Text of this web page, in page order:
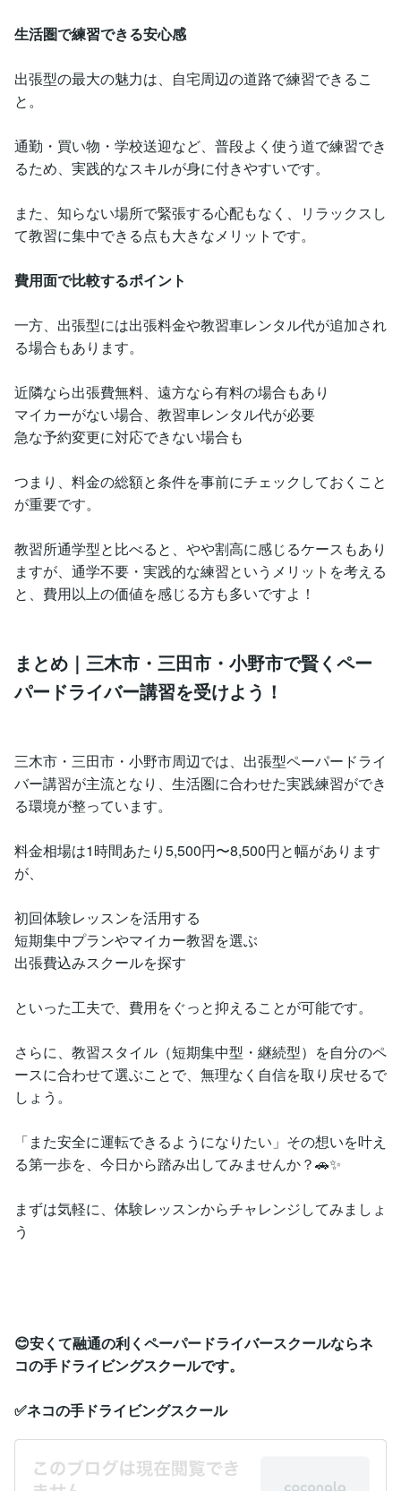
生活圏で練習できる安心感
出張型の最大の魅力は、自宅周辺の道路で練習できるこ
と。
通勤・買い物・学校送迎など、普段よく使う道で練習でき
るため、実践的なスキルが身に付きやすいです。
また、知らない場所で緊張する心配もなく、リラックスし
て教習に集中できる点も大きなメリットです。
費用面で比較するポイント
一方、出張型には出張料金や教習車レンタル代が追加され
る場合もあります。
近隣なら出張費無料、遠方なら有料の場合もあり
マイカーがない場合、教習車レンタル代が必要
急な予約変更に対応できない場合も
つまり、料金の総額と条件を事前にチェックしておくこと
が重要です。
教習所通学型と比べると、やや割高に感じるケースもあり
ますが、通学不要・実践的な練習というメリットを考える
と、費用以上の価値を感じる方も多いですよ！
まとめ｜三木市・三田市・小野市で賢くペー
パードライバー講習を受けよう！
三木市・三田市・小野市周辺では、出張型ペーパードライ
バー講習が主流となり、生活圏に合わせた実践練習ができ
る環境が整っています。
料金相場は1時間あたり5,500円〜8,500円と幅があります
が、
初回体験レッスンを活用する
短期集中プランやマイカー教習を選ぶ
出張費込みスクールを探す
といった工夫で、費用をぐっと抑えることが可能です。
さらに、教習スタイル（短期集中型・継続型）を自分のペ
ースに合わせて選ぶことで、無理なく自信を取り戻せるで
しょう。
「また安全に運転できるようになりたい」その想いを叶え
る第一歩を、今日から踏み出してみませんか？🚗✨
まずは気軽に、体験レッスンからチャレンジしてみましょ
う
😊安くて融通の利くペーパードライバースクールならネ
コの手ドライビングスクールです。
✅ネコの手ドライビングスクール